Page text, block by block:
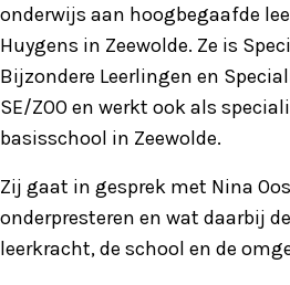
onderwijs aan hoogbegaafde
Huygens in Zeewolde. Ze is
Bijzondere Leerlingen en
SE/ZOO en werkt ook als
basisschool in Zeewolde.
Zij gaat in gesprek met Nina
onderpresteren en wat daarbij
leerkracht, de school en de